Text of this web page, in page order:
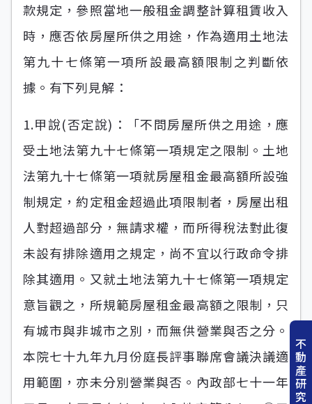
款規定，參照當地一般租金調整計算租賃收入
時，應否依房屋所供之用途，作為適用土地法
第九十七條第一項所設最高額限制之判斷依
據。有下列見解：
1.甲說(否定說)：「不問房屋所供之用途，應
受土地法第九十七條第一項規定之限制。土地
法第九十七條第一項就房屋租金最高額所設強
制規定，約定租金超過此項限制者，房屋出租
人對超過部分，無請求權，而所得稅法對此復
未設有排除適用之規定，尚不宜以行政命令排
除其適用。又就土地法第九十七條第一項規定
意旨觀之，所規範房屋租金最高額之限制，只
有城市與非城市之別，而無供營業與否之分。
本院七十九年九月份庭長評事聯席會議決議適
用範圍，亦未分別營業與否。內政部七十一年
不
動
產
研
究